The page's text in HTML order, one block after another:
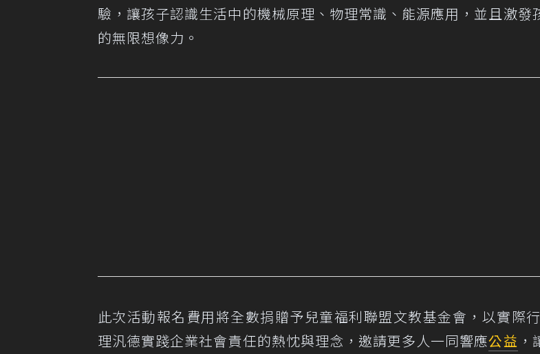
驗，讓孩子認識生活中的機械原理、物理常識、能源應用，並且激發
的無限想像力。
此次活動報名費用將全數捐贈予兒童福利聯盟文教基金會，以實際
理汎德實踐企業社會責任的熱忱與理念，邀請更多人一同響應公益